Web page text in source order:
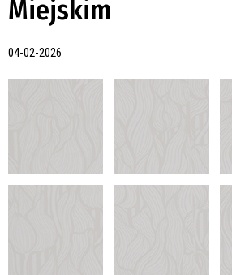
Miejskim
04-02-2026